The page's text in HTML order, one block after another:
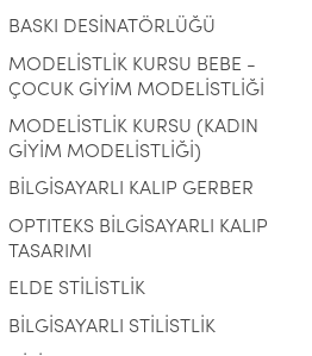
BASKI DESİNATÖRLÜĞÜ
MODELİSTLİK KURSU BEBE -
ÇOCUK GİYİM MODELİSTLİĞİ
MODELİSTLİK KURSU (KADIN
GİYİM MODELİSTLİĞİ)
BİLGİSAYARLI KALIP GERBER
OPTITEKS BİLGİSAYARLI KALIP
TASARIMI
ELDE STİLİSTLİK
BİLGİSAYARLI STİLİSTLİK